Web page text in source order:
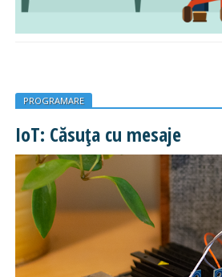
PROGRAMARE
IoT: Căsuța cu mesaje